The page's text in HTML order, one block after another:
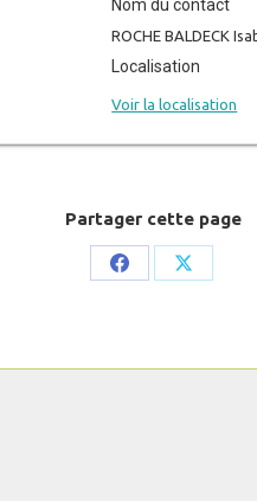
Nom du contact
ROCHE BALDECK
Localisation
Voir la localisation
Partager cette page
Share
Share